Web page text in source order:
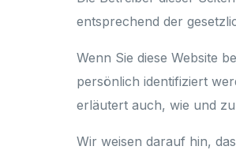
entsprechend der
Wenn Sie diese Website
persönlich identifiziert
erläutert auch, wie und
Wir weisen darauf hin,